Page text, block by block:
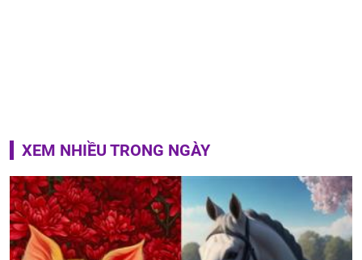
XEM NHIỀU TRONG NGÀY